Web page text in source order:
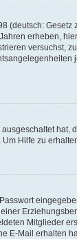
(deutsch:
erheben,
versuchst,
Hilfe zu
Mitglieder
E-Mail erhalten